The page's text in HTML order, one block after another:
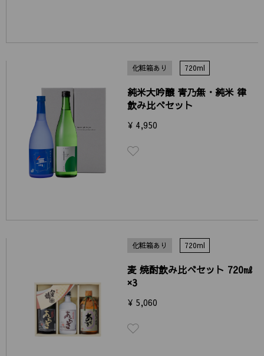
化粧箱あり 720ml
純米大吟醸 青乃無・純米 律
飲み比べセット
¥ 4,950
化粧箱あり 720ml
麦 焼酎飲み比べセット 720㎖
×3
¥ 5,060